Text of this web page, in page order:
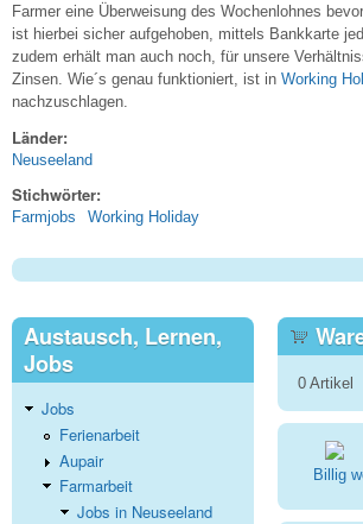
Farmer eine Überweisung des Wochenlohnes
ist hierbei sicher aufgehoben, mittels Bankkarte
zudem erhält man auch noch, für unsere
Zinsen. Wie´s genau funktioniert, ist in Working
nachzuschlagen.
Länder:
Neuseeland
Stichwörter:
Farmjobs Working Holiday
Austausch, Lernen,
Jobs
Jobs
Ferienarbeit
Aupair
Farmarbeit
Jobs in Neuseeland
0Artikel
Billig